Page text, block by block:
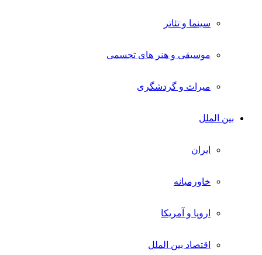
سینما و تئاتر
موسیقی و هنر های تجسمی
میراث و گردشگری
بین الملل
ایران
خاورمیانه
اروپا و آمریکا
اقتصاد بین الملل